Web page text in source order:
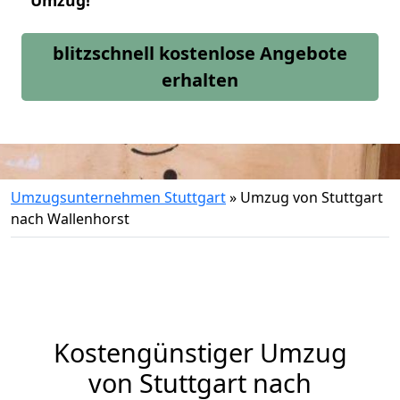
blitzschnell kostenlose Angebote
erhalten
Umzugsunternehmen Stuttgart» Umzug von Stuttgart
nach Wallenhorst
Kostengünstiger Umzug
von Stuttgart nach